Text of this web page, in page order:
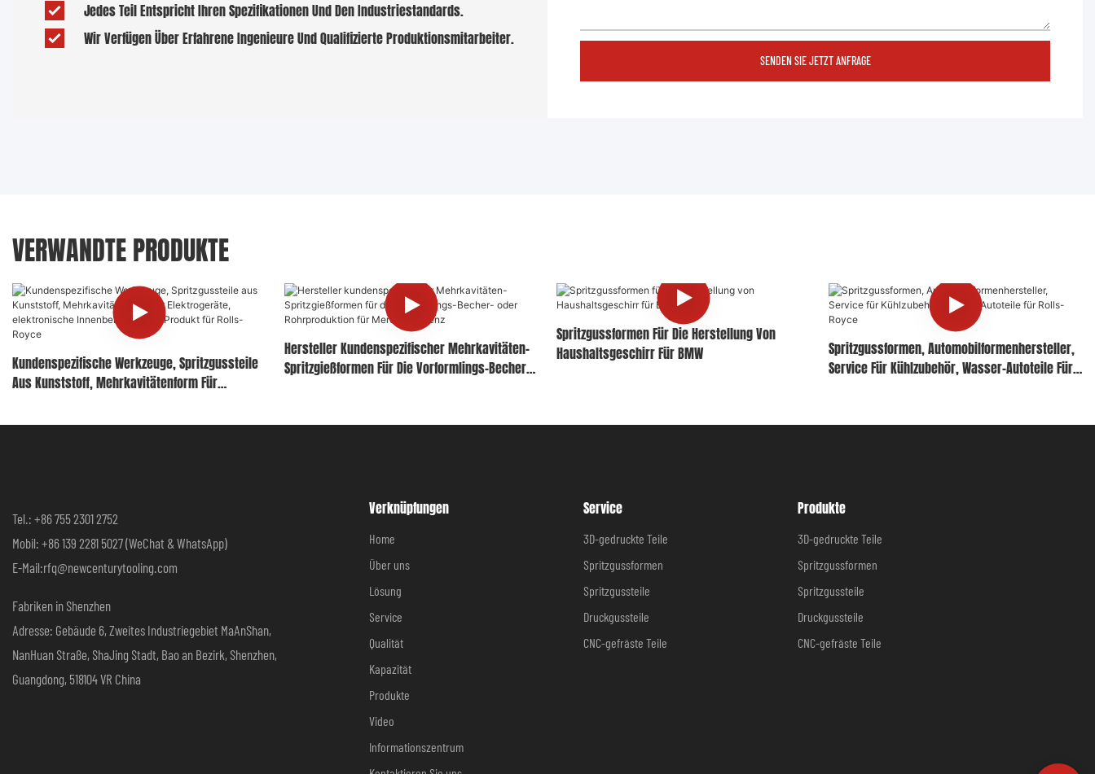
Jedes Teil Entspricht Ihren Spezifikationen Und Den Industriestandards.
Wir Verfügen Über Erfahrene Ingenieure Und Qualifizierte Produktionsmitarbeiter.
SENDEN SIE JETZT ANFRAGE
VERWANDTE PRODUKTE
Kundenspezifische Werkzeuge, Spritzgussteile
Aus Kunststoff, Mehrkavitätenform Für
Produkt Für Rolls-Royce
Hersteller Kundenspezifischer Mehrkavitäten-
Spritzgießformen Für Die Vorformlings-Becher-
Spritzgussformen Für Die Herstellung Von
Haushaltsgeschirr Für BMW
Spritzgussformen, Automobilformenhersteller,
Service Für Kühlzubehör, Wasser-Autoteile Für
Tel.: +86 755 2301 2752
Mobil: +86 139 2281 5027 (WeChat & WhatsApp)
E-Mail:rfq@newcenturytooling.com
Fabriken in Shenzhen
Adresse: Gebäude 6, Zweites Industriegebiet MaAnShan,
NanHuan Straße, ShaJing Stadt, Bao an Bezirk, Shenzhen,
Guangdong, 518104 VR China
Verknüpfungen
Home
Über uns
Lösung
Service
Qualität
Kapazität
Produkte
Video
Informationszentrum
Service
3D-gedruckte Teile
Spritzgussformen
Spritzgussteile
Druckgussteile
CNC-gefräste Teile
Produkte
3D-gedruckte Teile
Spritzgussformen
Spritzgussteile
Druckgussteile
CNC-gefräste Teile